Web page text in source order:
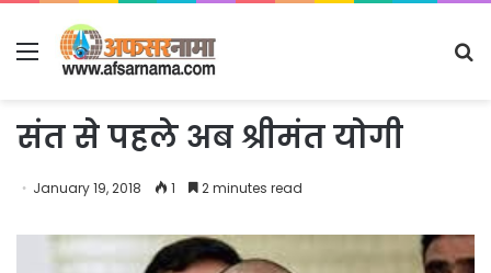
Menu
संत से पहले अब श्रीमंत योगी
January 19, 2018 1 2 minutes read